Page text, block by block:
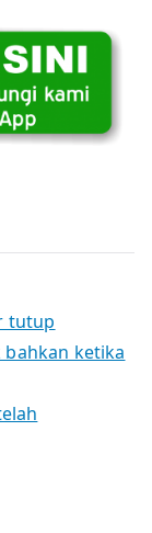
tutup
bahkan ketika